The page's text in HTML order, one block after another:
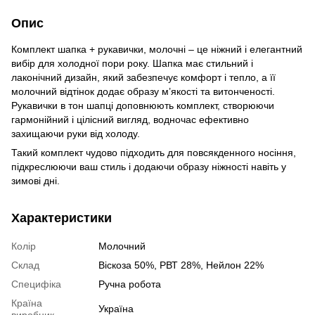
Опис
Комплект шапка + рукавички, молочні – це ніжний і елегантний
вибір для холодної пори року. Шапка має стильний і
лаконічний дизайн, який забезпечує комфорт і тепло, а її
молочний відтінок додає образу м’якості та витонченості.
Рукавички в тон шапці доповнюють комплект, створюючи
гармонійний і цілісний вигляд, водночас ефективно
захищаючи руки від холоду.
Такий комплект чудово підходить для повсякденного носіння,
підкреслюючи ваш стиль і додаючи образу ніжності навіть у
зимові дні.
Характеристики
Колір
Молочний
Склад
Віскоза 50%, РВТ 28%, Нейлон 22%
Специфіка
Ручна робота
Країна
Україна